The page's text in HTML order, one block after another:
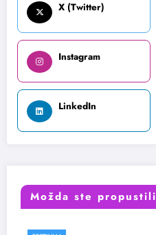
X (Twitter)
Instagram
LinkedIn
Možda ste propustili